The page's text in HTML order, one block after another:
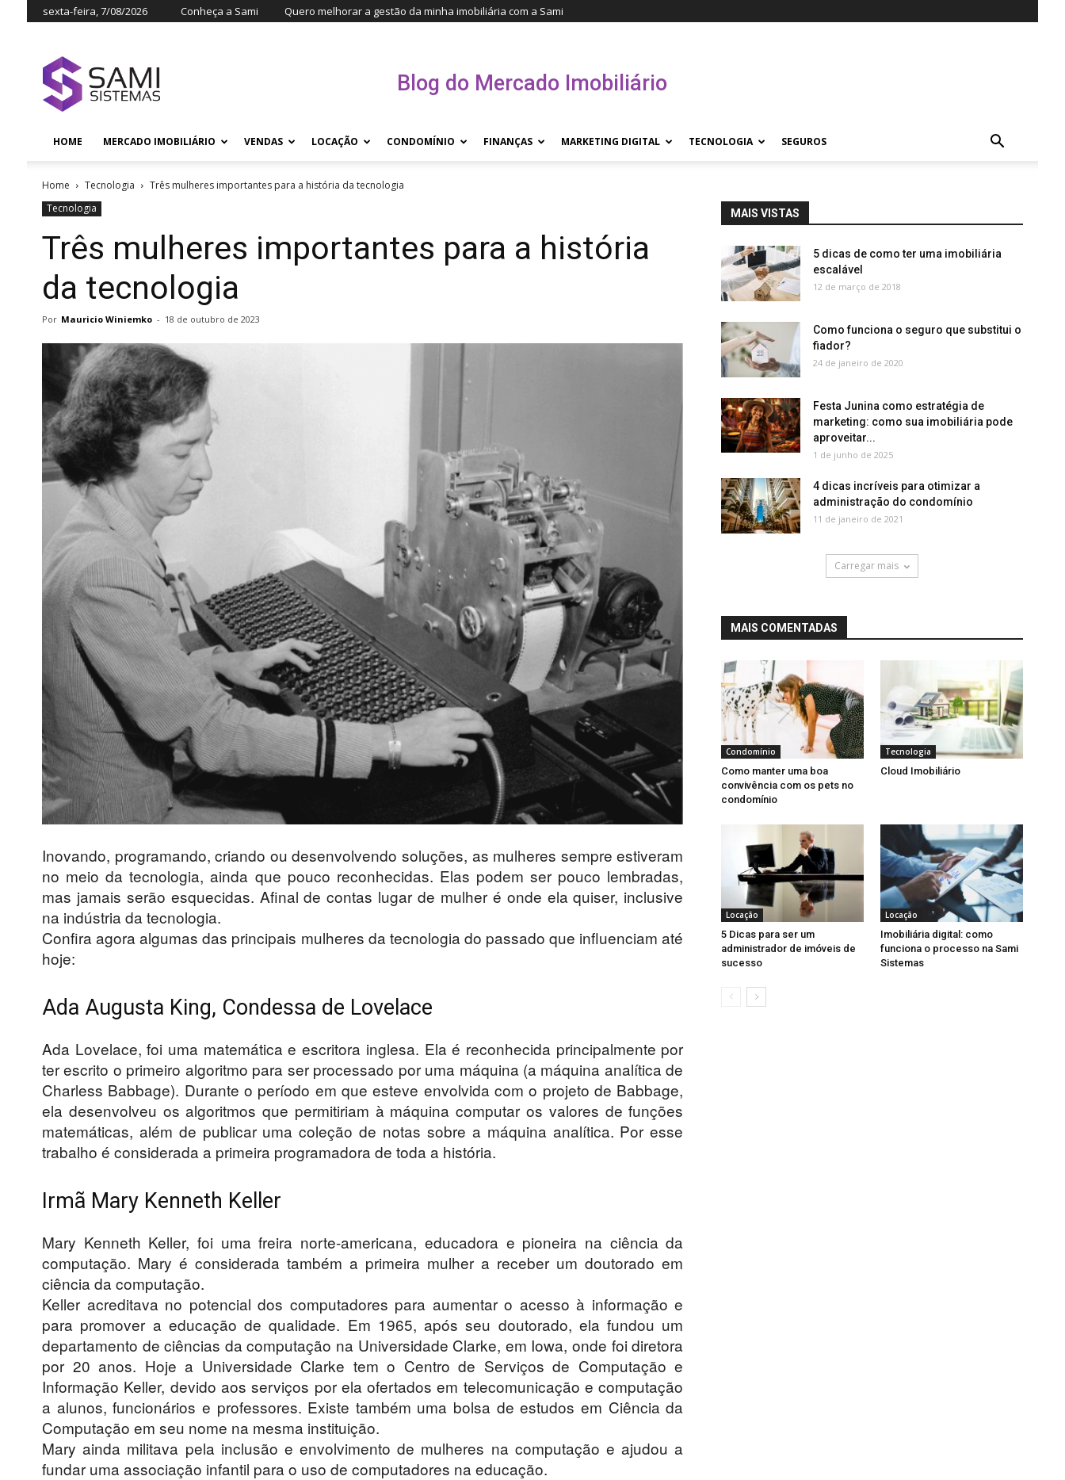
sexta-feira, 7/08/2026 Conheça a Sami Quero melhorar a gestão da minha imobiliária com a Sami
Blog do Mercado Imobiliário
HOME MERCADO IMOBILIÁRIO VENDAS LOCAÇÃO CONDOMÍNIO FINANÇAS MARKETING DIGITAL TECNOLOGIA SEGUROS
Home Tecnologia
Três mulheres importantes para a história da tecnologia
Tecnologia
Três mulheres importantes para a história
da tecnologia
Por Mauricio Winiemko - 18 de outubro de 2023
Inovando, programando, criando ou desenvolvendo soluções, as mulheres sempre estiveram
no meio da tecnologia, ainda que pouco reconhecidas. Elas podem ser pouco lembradas,
mas jamais serão esquecidas. Afinal de contas lugar de mulher é onde ela quiser, inclusive
na indústria da tecnologia.
Confira agora algumas das principais mulheres da tecnologia do passado que influenciam até
hoje:
Ada Augusta King, Condessa de Lovelace
Ada Lovelace, foi uma matemática e escritora inglesa. Ela é reconhecida principalmente por
ter escrito o primeiro algoritmo para ser processado por uma máquina (a máquina analítica de
Charless Babbage). Durante o período em que esteve envolvida com o projeto de Babbage,
ela desenvolveu os algoritmos que permitiriam à máquina computar os valores de funções
matemáticas, além de publicar uma coleção de notas sobre a máquina analítica. Por esse
trabalho é considerada a primeira programadora de toda a história.
Irmã Mary Kenneth Keller
Mary Kenneth Keller, foi uma freira norte-americana, educadora e pioneira na ciência da
computação. Mary é considerada também a primeira mulher a receber um doutorado em
ciência da computação.
Keller acreditava no potencial dos computadores para aumentar o acesso à informação e
para promover a educação de qualidade. Em 1965, após seu doutorado, ela fundou um
departamento de ciências da computação na Universidade Clarke, em Iowa, onde foi diretora
por 20 anos. Hoje a Universidade Clarke tem o Centro de Serviços de Computação e
Informação Keller, devido aos serviços por ela ofertados em telecomunicação e computação
a alunos, funcionários e professores. Existe também uma bolsa de estudos em Ciência da
Computação em seu nome na mesma instituição.
Mary ainda militava pela inclusão e envolvimento de mulheres na computação e ajudou a
fundar uma associação infantil para o uso de computadores na educação.
MAIS VISTAS
5 dicas de como ter uma imobiliária
escalável
12 de março de 2018
Como funciona o seguro que substitui o
fiador?
24 de janeiro de 2020
Festa Junina como estratégia de
marketing: como sua imobiliária pode
aproveitar...
1 de junho de 2025
4 dicas incríveis para otimizar a
administração do condomínio
11 de janeiro de 2021
Carregar mais
MAIS COMENTADAS
Condomínio
Como manter uma boa
convivência com os pets no
condomínio
Tecnologia
Cloud Imobiliário
Locação
5 Dicas para ser um
administrador de imóveis de
sucesso
Locação
Imobiliária digital: como
funciona o processo na Sami
Sistemas